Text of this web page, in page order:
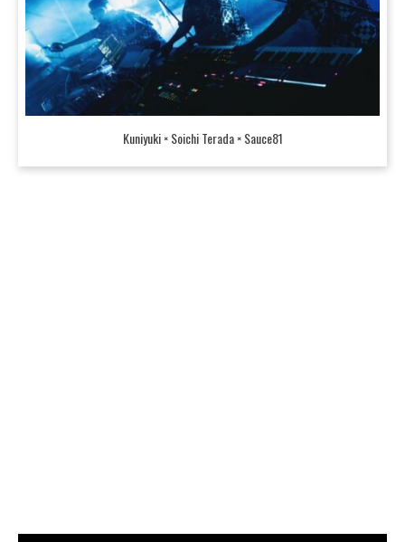
Kuniyuki × Soichi Terada × Sauce81